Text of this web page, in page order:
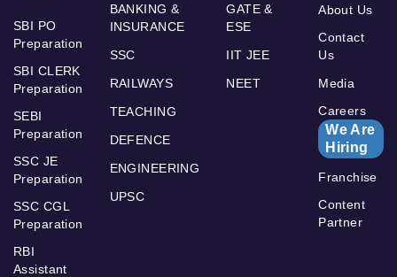
SBI PO
Preparation
SBI CLERK
Preparation
SEBI
Preparation
SSC JE
Preparation
SSC CGL
Preparation
RBI
Assistant
BANKING &
INSURANCE
SSC
RAILWAYS
TEACHING
DEFENCE
ENGINEERING
UPSC
GATE &
ESE
IIT JEE
NEET
About Us
Contact
Us
Media
Careers
We Are
Hiring
Franchise
Content
Partner